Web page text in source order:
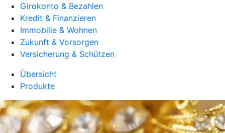
Girokonto & Bezahlen
Kredit & Finanzieren
Immobilie & Wohnen
Zukunft & Vorsorgen
Versicherung & Schützen
Übersicht
Produkte